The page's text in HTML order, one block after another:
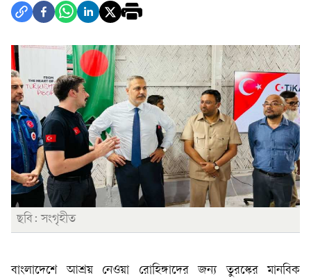
ছবি: সংগৃহীত
বাংলাদেশে আশ্রয় নেওয়া রোহিঙ্গাদের জন্য তুরস্কের মানবিক